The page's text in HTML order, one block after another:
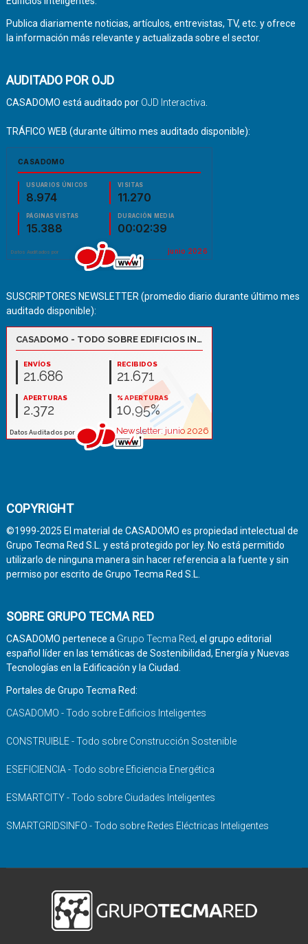
Publica diariamente noticias, artículos, entrevistas, TV, etc. y ofrece
la información más relevante y actualizada sobre el sector.
AUDITADO POR OJD
CASADOMO está auditado por OJD Interactiva
TRÁFICO WEB (durante último mes auditado disponible):
SUSCRIPTORES NEWSLETTER (promedio diario durante último mes
auditado disponible):
COPYRIGHT
©1999-2025 El material de CASADOMO es propiedad intelectual de
Grupo Tecma Red S.L. y está protegido por ley. No está permitido
utilizarlo de ninguna manera sin hacer referencia a la fuente y sin
permiso por escrito de Grupo Tecma Red S.L.
SOBRE GRUPO TECMA RED
CASADOMO pertenece a Grupo Tecma Red, el grupo editorial
español líder en las temáticas de Sostenibilidad, Energía y Nuevas
Tecnologías en la Edificación y la Ciudad.
Portales de Grupo Tecma Red:
CASADOMO - Todo sobre Edificios Inteligentes
CONSTRUIBLE - Todo sobre Construcción Sostenible
ESEFICIENCIA - Todo sobre Eficiencia Energética
ESMARTCITY - Todo sobre Ciudades Inteligentes
SMARTGRIDSINFO - Todo sobre Redes Eléctricas Inteligentes